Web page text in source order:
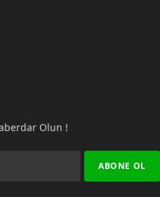
Olun !